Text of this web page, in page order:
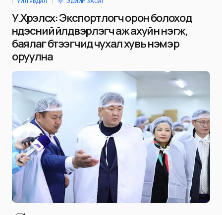
У.Хүрэлсүх: Экспортлогч орон болоход
үндэсний үйлдвэрлэгч аж ахуйн нэгж,
баялаг бүтээгчид чухал хувь нэмэр
оруулна